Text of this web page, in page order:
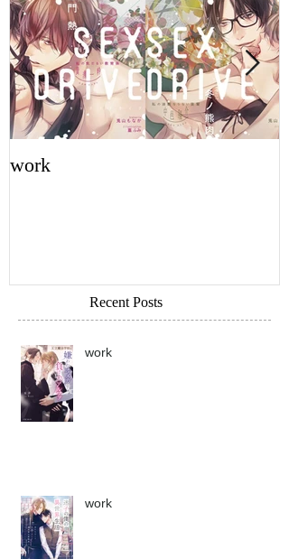
work
Recent Posts
work
work